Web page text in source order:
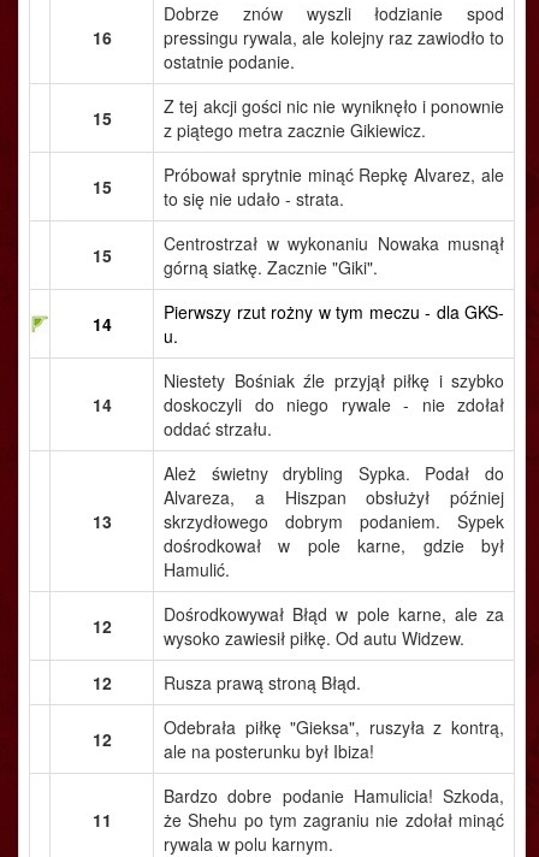
16
Dobrze znów wyszli łodzianie spod
pressingu rywala, ale kolejny raz zawiodło to
ostatnie podanie.
15
Z tej akcji gości nic nie wyniknęło i ponownie
z piątego metra zacznie Gikiewicz.
15
Próbował sprytnie minąć Repkę Alvarez, ale
to się nie udało - strata.
15
Centrostrzał w wykonaniu Nowaka musnął
górną siatkę. Zacznie "Giki".
14
Pierwszy rzut rożny w tym meczu - dla GKS-
u.
14
Niestety Bośniak źle przyjął piłkę i szybko
doskoczyli do niego rywale - nie zdołał
oddać strzału.
13
Ależ świetny drybling Sypka. Podał do
Alvareza, a Hiszpan obsłużył później
skrzydłowego dobrym podaniem. Sypek
dośrodkował w pole karne, gdzie był
Hamulić.
12
Dośrodkowywał Błąd w pole karne, ale za
wysoko zawiesił piłkę. Od autu Widzew.
12
Rusza prawą stroną Błąd.
12
Odebrała piłkę "Gieksa", ruszyła z kontrą,
ale na posterunku był Ibiza!
11
Bardzo dobre podanie Hamulicia! Szkoda,
że Shehu po tym zagraniu nie zdołał minąć
rywala w polu karnym.